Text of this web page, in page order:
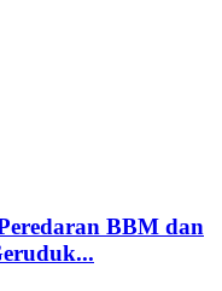
BBM dan